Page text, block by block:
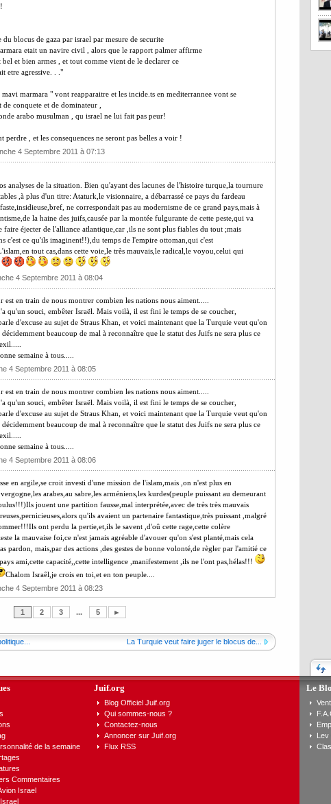
blocus de gaza par israel par mesure de securite
etait un navire civil , alors que le rapport palmer affirme
bel et bien armes , et tout comme vient de le declarer ce
etre agressive. . ."
marmara " vont reapparaitre et les incide.ts en mediterrannee vont se
conquete et de dominateur ,
arabo musulman , qu israel ne lui fait pas peur!
perdre , et les consequences ne seront pas belles a voir !
4 Septembre 2011 à 07:13
analyses de la situation. Bien qu'ayant des lacunes de l'histoire turque,la tournure
,à plus d'un titre: Ataturk,le visionnaire, a débarrassé ce pays du fardeau
ne correspondait pas au modernisme de ce grand pays,mais à
la haine des juifs,causée par la montée fulgurante de cette peste,qui va
éjecter de l'alliance atlantique,car ,ils ne sont plus fiables du tout ;mais
c'est ce qu'ils imaginent!!),du temps de l'empire ottoman,qui c'est
tout cas,dans cette voie,le très mauvais,le radical,le voyou,celui qui
4 Septembre 2011 à 08:04
en train de nous montrer combien les nations nous aiment.....
qu'un souci, embêter Israël. Mais voilà, il est fini le temps de se coucher,
d'excuse au sujet de Straus Khan, et voici maintenant que la Turquie veut qu'on
beaucoup de mal à reconnaître que le statut des Juifs ne sera plus ce
semaine à tous.....
4 Septembre 2011 à 08:05
en train de nous montrer combien les nations nous aiment.....
qu'un souci, embêter Israël. Mais voilà, il est fini le temps de se coucher,
d'excuse au sujet de Straus Khan, et voici maintenant que la Turquie veut qu'on
beaucoup de mal à reconnaître que le statut des Juifs ne sera plus ce
semaine à tous.....
4 Septembre 2011 à 08:06
en argile,se croit investi d'une mission de l'islam,mais ,on n'est plus en
arabes,au sabre,les arméniens,les kurdes(peuple puissant au demeurant
jouent une partition fausse,mal interprétée,avec de très très mauvais
qu'ils avaient un partenaire fantastique,très puissant ,malgré
ont perdu la pertie,et,ils le savent ,d'oû cette rage,cette colère
la mauvaise foi,ce n'est jamais agréable d'avouer qu'on s'est planté,mais cela
pardon, mais,par des actions ,des gestes de bonne volonté,de règler par l'amitié ce
ami,cette capacité,,cette intelligence ,manifestement ,ils ne l'ont pas,hélas!!!
Chalom Israêl,je crois en toi,et en ton peuple....
4 Septembre 2011 à 08:23
1 2 3 ... 5 ►
La Turquie veut faire juger le blocus de...
de la semaine
Commentaires
Israel
Juif.org
Blog Officiel Juif.org
Qui sommes-nous ?
Contactez-nous
Annoncer sur Juif.org
Flux RSS
Le
Lev